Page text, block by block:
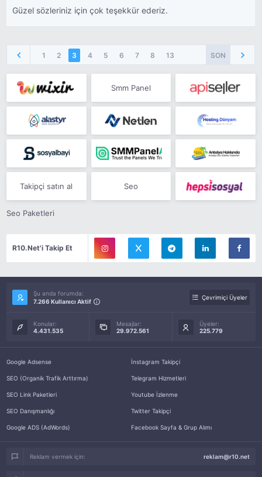
Güzel sözleriniz için çok teşekkür ederiz.
1 2 3 4 5 6 7 8 13 SON
Smm Panel
Takipçi satın al Seo
Seo Paketleri
R10.Net'i Takip Et
Şu anda forumda:
7.266 Kullanıcı Aktif
Çevrimiçi Üyeler
Konular:
4.431.535
Mesajlar:
29.972.561
Üyeler:
225.779
Google Adsense
SEO (Organik Trafik Arttırma)
SEO Link Paketleri
SEO Danışmanlığı
Google ADS (AdWords)
İnstagram Takipçi
Telegram Hizmetleri
Youtube İzlenme
Twitter Takipçi
Facebook Sayfa & Grup Alımı
Reklam vermek için: reklam@r10.net